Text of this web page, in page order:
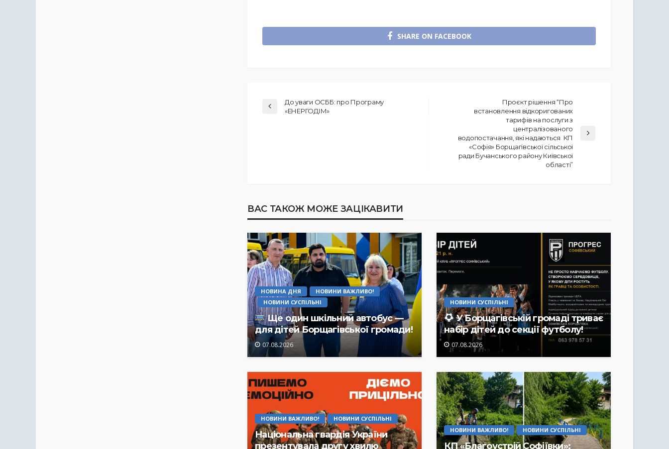
SHARE ON FACEBOOK
До уваги ОСББ: про Програму
«ЕНЕРГОДІМ»
Проєкт рішення “Про
встановлення відкоригованих
тарифів на послуги з
централізованого
водопостачання, які надаються КП
«Софія» Борщагівської сільської
ради Бучанського району Київської
області”
ВАС ТАКОЖ МОЖЕ ЗАЦІКАВИТИ
НОВИНА ДНЯ
НОВИНИ ВАЖЛИВО!
НОВИНИ СУСПІЛЬНІ
Ще один шкільний автобус —
для дітей Борщагівської громади!
07.08.2026
НОВИНИ СУСПІЛЬНІ
У Борщагівській громаді триває
набір дітей до секції футболу!
07.08.2026
НОВИНИ ВАЖЛИВО! НОВИНИ СУСПІЛЬНІ
Національна гвардія України
презентувала другу хвилю
НОВИНИ ВАЖЛИВО! НОВИНИ СУСПІЛЬНІ
КП «Благоустрій Софіївки»: